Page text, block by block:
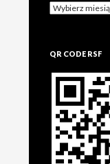
Archiwum
QR CODE RSF